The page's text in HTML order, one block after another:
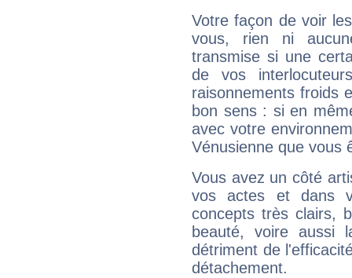
Votre façon de voir
vous, rien ni
transmise si une
de vos
raisonnements froids
bon sens : si en
avec votre
Vénusienne que vous
Vous avez un côté
vos actes et dans
concepts très clairs,
beauté, voire aussi
détriment de
détachement.